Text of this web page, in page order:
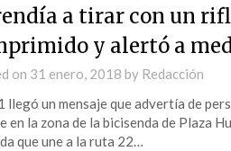
a tirar con un
y alertó a
on 31 enero, 2018 by Redacción
llegó un mensaje que advertía de
en la zona de la bicisenda de Plaza
que une a la ruta 22…